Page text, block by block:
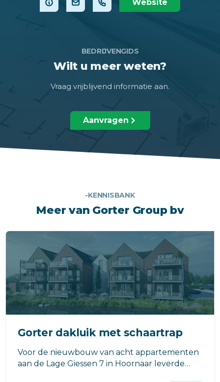
Website
BEDRIJVENGIDS
Wilt u meer weten?
Vraag vrijblijvend informatie aan.
Aanvragen
-KENNISBANK
Meer van Gorter Group bv
Gorter dakluik met schaartrap
Voor de nieuwbouw van acht appartementen
aan de Lage Giessen 7 in Hoornaar leverde